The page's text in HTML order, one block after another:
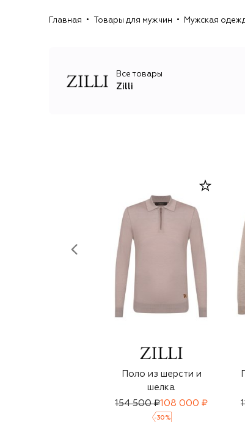
Главная Товары для мужчин Мужская
Все товары
Zilli
Поло из шерсти и
шелка
154 500 ₽108 000 ₽
-30 %